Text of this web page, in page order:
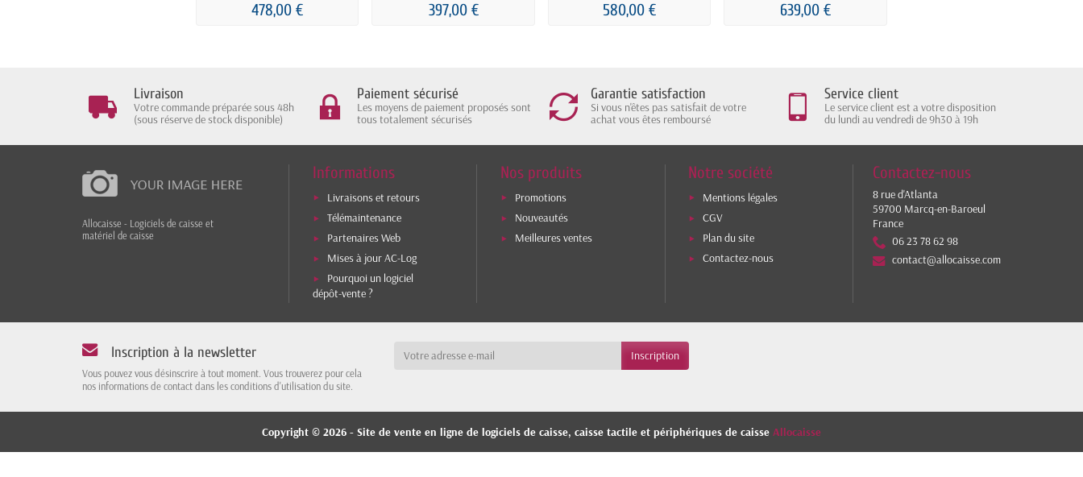
478,00 € 397,00 € 580,00 € 639,00 €
Livraison
Votre commande préparée sous 48h
(sous réserve de stock disponible)
Paiement sécurisé
Les moyens de paiement proposés sont
tous totalement sécurisés
Garantie satisfaction
Si vous n'êtes pas satisfait de votre
achat vous êtes remboursé
Service client
Le service client est a votre disposition
du lundi au vendredi de 9h30 à 19h
Allocaisse - Logiciels de caisse et
matériel de caisse
Informations
Livraisons et retours
Télémaintenance
Partenaires Web
Mises à jour AC-Log
Pourquoi un logiciel
dépôt-vente ?
Nos produits
Promotions
Nouveautés
Meilleures ventes
Notre société
Mentions légales
CGV
Plan du site
Contactez-nous
Contactez-nous
8 rue d'Atlanta
59700 Marcq-en-Baroeul
France
06 23 78 62 98
contact@allocaisse.com
Inscription à la newsletter
Vous pouvez vous désinscrire à tout moment. Vous trouverez pour cela
nos informations de contact dans les conditions d'utilisation du site.
Copyright © 2026 - Site de vente en ligne de logiciels de caisse, caisse tactile et périphériques de caisse Allocaisse